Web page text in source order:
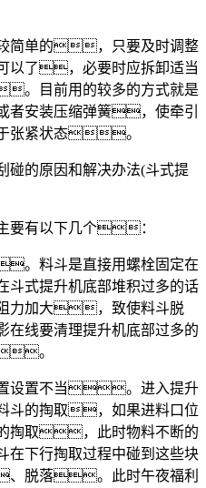
简单的，只要及时调整
了，必要时应拆卸适当
目前用的较多的方式就是
安装压缩弹簧，使牵引
张紧状态。
要有以下几个：
斗是直接用螺栓固定在
式提升机底部堆积过多的话
力加大，致使料斗脱
线要清理提升机底部过多的
。
置不当。进入提升
斗的掏取，如果进料口位
掏取，此时物料不断的
下行掏取过程中碰到这些块
、脱落。此时午夜福利